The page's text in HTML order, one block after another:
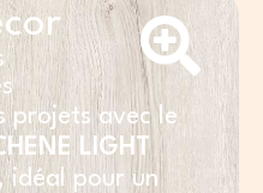
projets avec le
LIGHT
, idéal pour un